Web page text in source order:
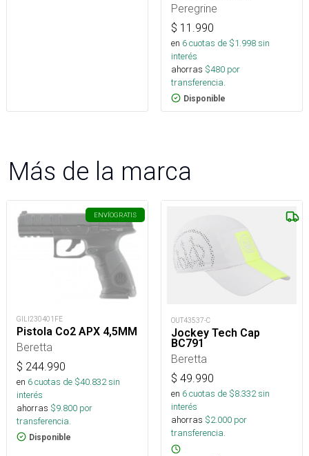
Peregrine
$ 11.990
en 6cuotas de $1.998sin
interés
ahorras $480 por
transferencia.
Disponible
Más de la marca
ENVÍOGRATIS
GILI230401FE
Pistola Co2 APX 4,5MM
Beretta
$ 244.990
en 6cuotas de $40.832sin
interés
ahorras $9.800 por
transferencia.
Disponible
OUT43537-C
Jockey Tech Cap
BC791
Beretta
$ 49.990
en 6cuotas de $8.332sin
interés
ahorras $2.000 por
transferencia.